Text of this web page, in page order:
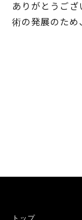
ありがとうご
術の発展のため
トップ